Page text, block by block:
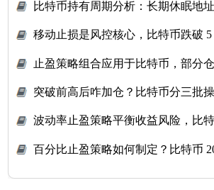
比特币持有周期分析：长期休眠地
移动止损是风控核心，比特币跌破 5
止盈策略组合应用于比特币，部分
突破前高后咋加仓？比特币分三批
波动率止盈策略平衡收益风险，比
百分比止盈策略如何制定？比特币